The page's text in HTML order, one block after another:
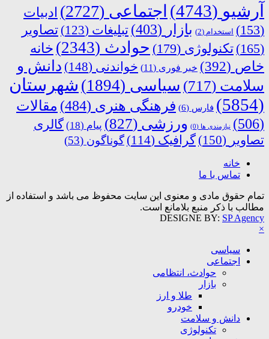
آرشیو (4743) اجتماعی (2727)
ادبیات
(153)
استخدام (2) بازار (403) تبلیغات (123)
تصاویر
(165)
تکنولوژی (179) حوادث (2343)
خانه
خاص (392) خبر فوری (11) خواندنی (148)
دانش و
سلامت (717) سیاسی (1894)
شهرستان
(5854)
فارس (6) فرهنگی هنری (484)
مقالات
(506)
نیازمندی ها (0) ورزشی (827) پیام (18)
گالری
تصاویر (150) گرافیک (114) گوناگون (53)
خانه
تماس با ما
تمام حقوق مادی و معنوی این سایت محفوظ می باشد و استفاده از
مطالب با ذکر منبع بلامانع است.
DESIGNE BY: SP Agency
×
سیاسی
اجتماعی
حوادث، انتظامی
بازار
طلا و ارز
خودرو
دانش و سلامت
تکنولوژی